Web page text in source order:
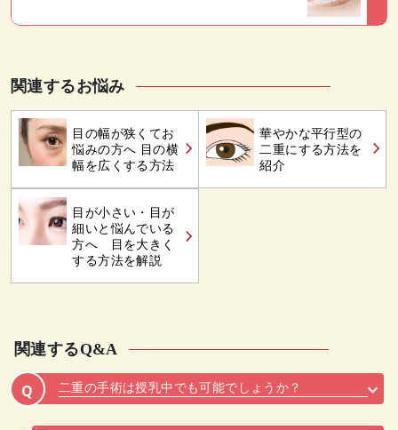
関連するお悩み
目の幅が狭くてお
悩みの方へ 目の横
幅を広くする方法
華やかな平行型の
二重にする方法を
紹介
目が小さい・目が
細いと悩んでいる
方へ 目を大きく
する方法を解説
関連するQ&A
Q 二重の手術は授乳中でも可能でしょうか？